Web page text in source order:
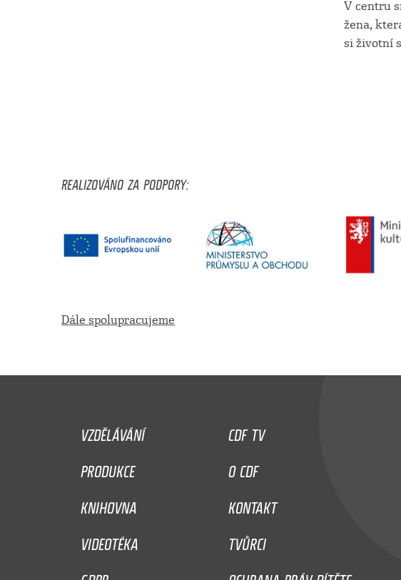
V centru
žena,
si životní
REALIZOVÁNO ZA PODPORY:
Dále spolupracujeme
VZDĚLÁVÁNÍ
CDF TV
PRODUKCE
O CDF
KNIHOVNA
KONTAKT
VIDEOTÉKA
TVŮRCI